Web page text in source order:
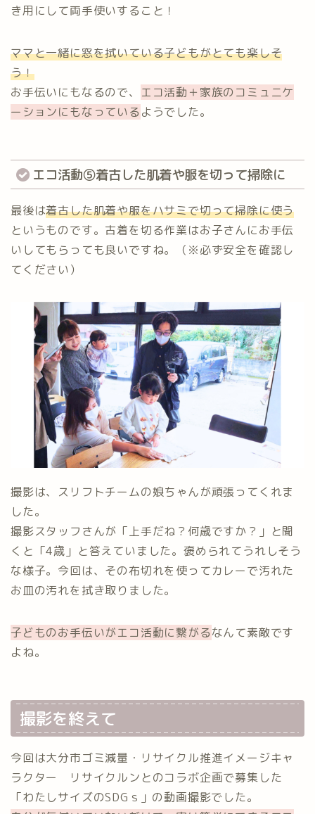
き用にして両手使いすること！
ママと一緒に窓を拭いている子どもがとても楽しそ
う！
お手伝いにもなるので、 エコ活動＋家族のコミュニケ
ーションにもなっている ようでした。
エコ活動⑤着古した肌着や服を切って掃除に
最後は着古した肌着や服をハサミで切って掃除に使う
というものです。古着を切る作業はお子さんにお手伝
いしてもらっても良いですね。（※必ず安全を確認し
てください）
撮影は、スリフトチームの娘ちゃんが頑張ってくれま
した。
撮影スタッフさんが「上手だね？何歳ですか？」と聞
くと「4歳」と答えていました。褒められてうれしそう
な様子。今回は、その布切れを使ってカレーで汚れた
お皿の汚れを拭き取りました。
子どものお手伝いがエコ活動に繋がるなんて素敵です
よね。
撮影を終えて
今回は大分市ゴミ減量・リサイクル推進イメージキャ
ラクター リサイクルンとのコラボ企画で募集した
「わたしサイズのSDGｓ」の動画撮影でした。